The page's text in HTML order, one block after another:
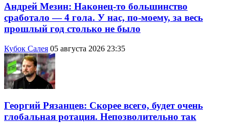
Андрей Мезин: Наконец-то большинство
сработало — 4 гола. У нас, по-моему, за весь
прошлый год столько не было
Кубок Салея 05 августа 2026 23:35
Георгий Рязанцев: Скорее всего, будет очень
глобальная ротация. Непозволительно так